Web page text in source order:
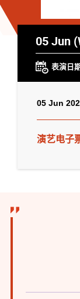
05 Jun
表演日
05 Jun
演艺电子